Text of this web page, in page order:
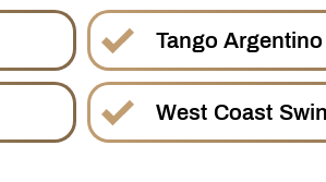
Tango Argentino
West Coast